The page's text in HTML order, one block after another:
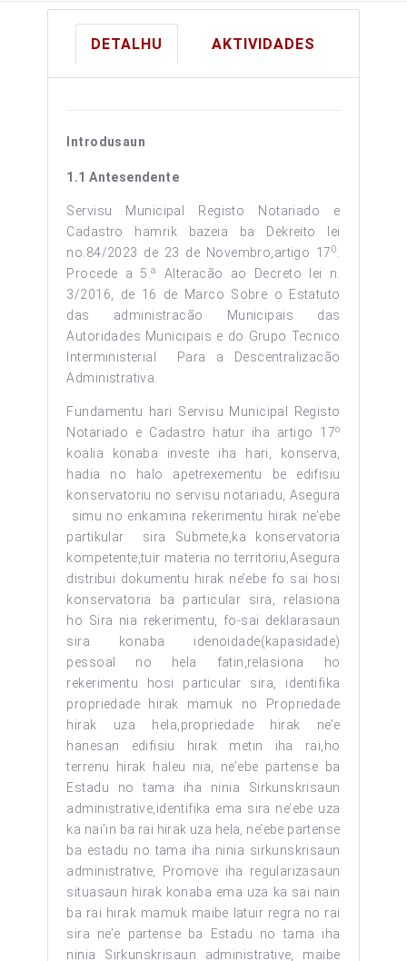
DETALHU AKTIVIDADES
Introdusaun
1.1 Antesendente
Servisu Municipal Registo Notariado e
Cadastro hamrik bazeia ba Dekreito lei
no.84/2023 de 23 de Novembro,artigo 170
Procede a 5.a
Alteracão ao Decreto lei n.
3/2016, de 16 de Marco Sobre o Estatuto
das administracão Municipais das
Autoridades Municipais e do Grupo Tecnico
Interministerial Para a Descentralizacão
Administrativa.
Fundamentu hari Servisu Municipal Registo
Notariado e Cadastro hatur iha artigo 17o
koalia konaba investe iha hari, konserva,
hadia no halo apetrexementu be edifisiu
konservatoriu no servisu notariadu, Asegura
simu no enkamina rekerimentu hirak ne’ebe
partikular sira Submete,ka konservatoria
kompetente,tuir materia no territoriu,Asegura
distribui dokumentu hirak ne’ebe fo sai hosi
konservatoria ba particular sira, relasiona
ho Sira nia rekerimentu, fo-sai deklarasaun
sira konaba idenoidade(kapasidade)
pessoal no hela fatin,relasiona ho
rekerimentu hosi particular sira, identifika
propriedade hirak mamuk no Propriedade
hirak uza hela,propriedade hirak ne’e
hanesan edifisiu hirak metin iha rai,ho
terrenu hirak haleu nia, ne’ebe partense ba
Estadu no tama iha ninia Sirkunskrisaun
administrative,identifika ema sira ne’ebe uza
ka nai’in ba rai hirak uza hela, ne’ebe partense
ba estadu no tama iha ninia sirkunskrisaun
administrative, Promove iha regularizasaun
situasaun hirak konaba ema uza ka sai nain
ba rai hirak mamuk maibe latuir regra no rai
sira ne’e partense ba Estadu no tama iha
ninia Sirkunskrisaun administrative, maibe